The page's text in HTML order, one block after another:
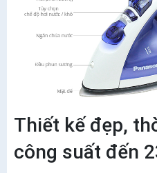
Thiết kế đẹp,
công suất đến